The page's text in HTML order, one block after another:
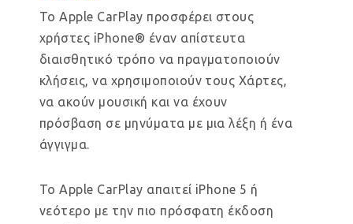
Το Apple CarPlay προσφέρει στους
χρήστες iPhone® έναν απίστευτα
διαισθητικό τρόπο να πραγματοποιούν
κλήσεις, να χρησιμοποιούν τους Χάρτες,
να ακούν μουσική και να έχουν
πρόσβαση σε μηνύματα με μια λέξη ή ένα
άγγιγμα.
Το Apple CarPlay απαιτεί iPhone 5 ή
νεότερο με την πιο πρόσφατη έκδοση